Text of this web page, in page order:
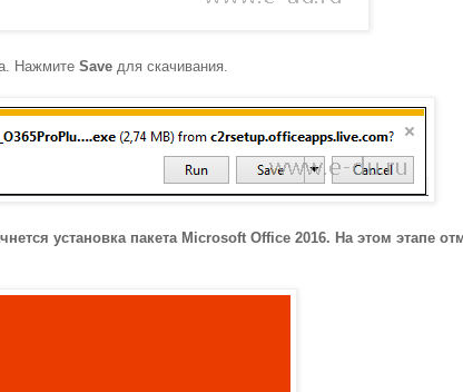
Нажмите Save для скачивания.
установка пакета Microsoft Office 2016. На этом этапе